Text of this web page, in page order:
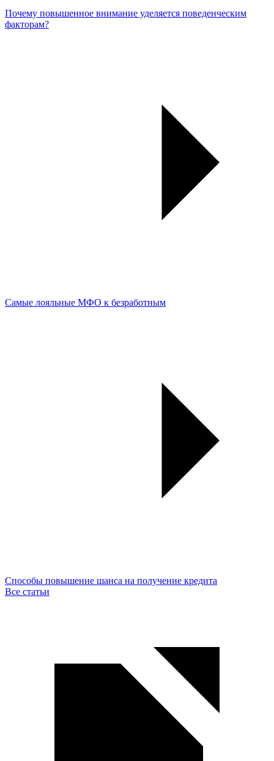
Почему повышенное внимание уделяется поведенческим
факторам?
Самые лояльные МФО к безработным
Способы повышение шанса на получение кредита
Все статьи